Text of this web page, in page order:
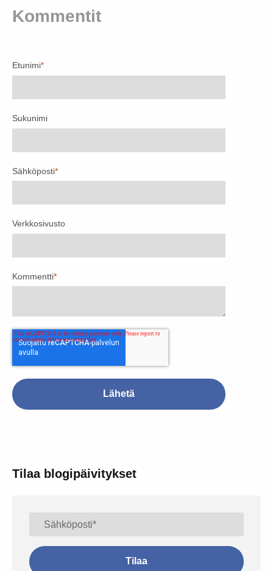
Kommentit
Etunimi*
Sukunimi
Sähköposti*
Verkkosivusto
Kommentti*
Tilaa blogipäivitykset